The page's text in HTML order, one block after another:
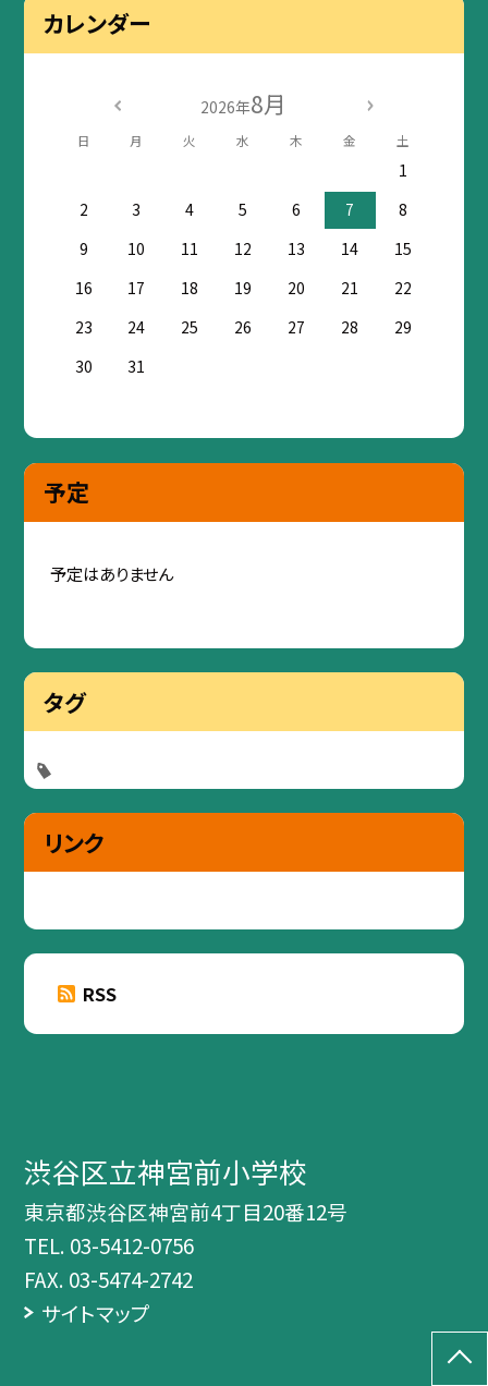
カレンダー
2026年8月
日 月 火 水 木 金 土
1
2
3 4 5 6 7
8
9
10 11 12 13 14
15
16
17 18 19 20 21
22
23
24 25 26 27 28
29
30
31
予定
予定はありません
タグ
リンク
RSS
渋谷区立神宮前小学校
東京都渋谷区神宮前4丁目20番12号
TEL. 03-5412-0756
FAX. 03-5474-2742
サイトマップ